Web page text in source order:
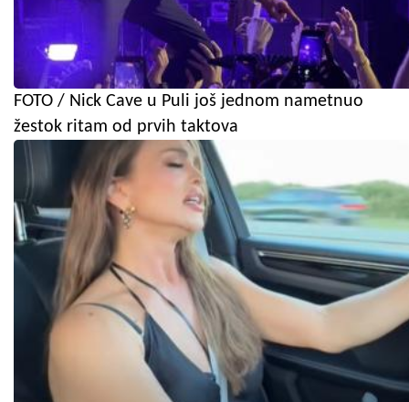
FOTO / Nick Cave u Puli još jednom nametnuo
žestok ritam od prvih taktova